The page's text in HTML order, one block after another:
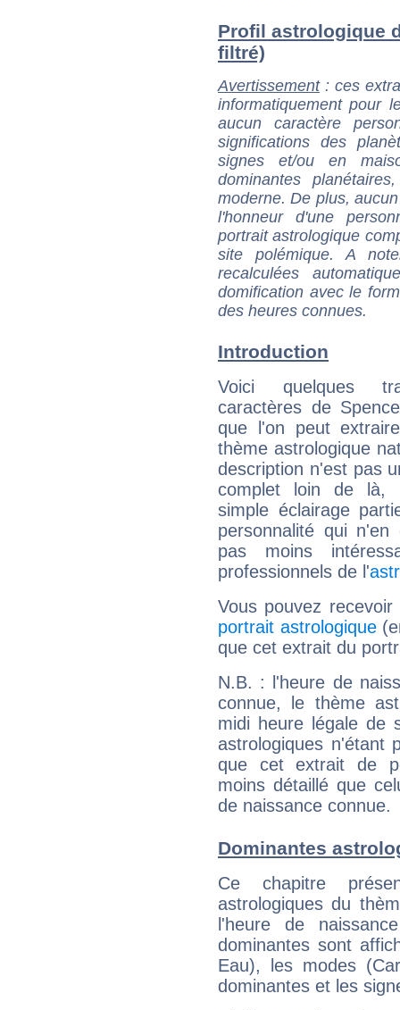
Profil astrologique
filtré)
Avertissement: ces
informatiquement pour
aucun caractère
significations des
signes et/ou en
dominantes
moderne. De plus,
l'honneur d'une
portrait astrologique
site polémique. A
recalculées
domification avec le
des heures connues.
Introduction
Voici quelques
caractères de
que l'on peut
thème astrologique
description n'est pas
complet loin de là,
simple éclairage
personnalité qui n'en
pas moins
professionnels de l'
Vous pouvez
portrait astrologique
que cet extrait du
N.B. : l'heure de
connue, le thème
midi heure légale de
astrologiques n'étant
que cet extrait de
moins détaillé que
de naissance connue.
Dominantes
Ce chapitre
astrologiques du
l'heure de
dominantes sont
Eau), les modes
dominantes et les